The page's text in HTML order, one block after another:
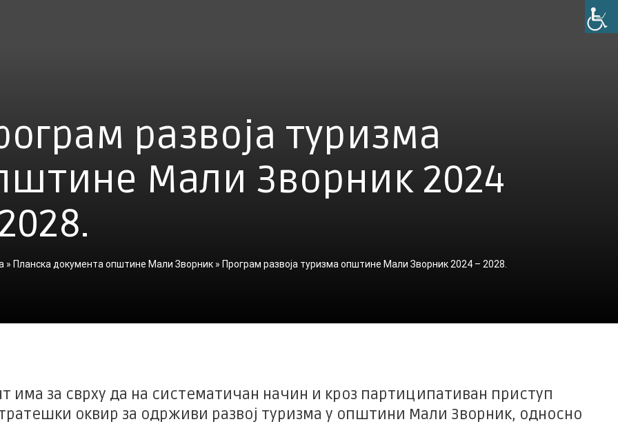
развоја туризма
Мали Зворник 2024
» Планска документа општине Мали Зворник » Програм развоја туризма општине Мали Зворник 2024 – 2028.
има за сврху да на систематичан начин и кроз партиципативан приступ
оквир за одрживи развој туризма у општини Мали Зворник, односно